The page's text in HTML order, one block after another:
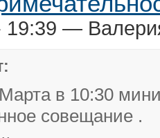
19:39 —
в 10:30
совещание .